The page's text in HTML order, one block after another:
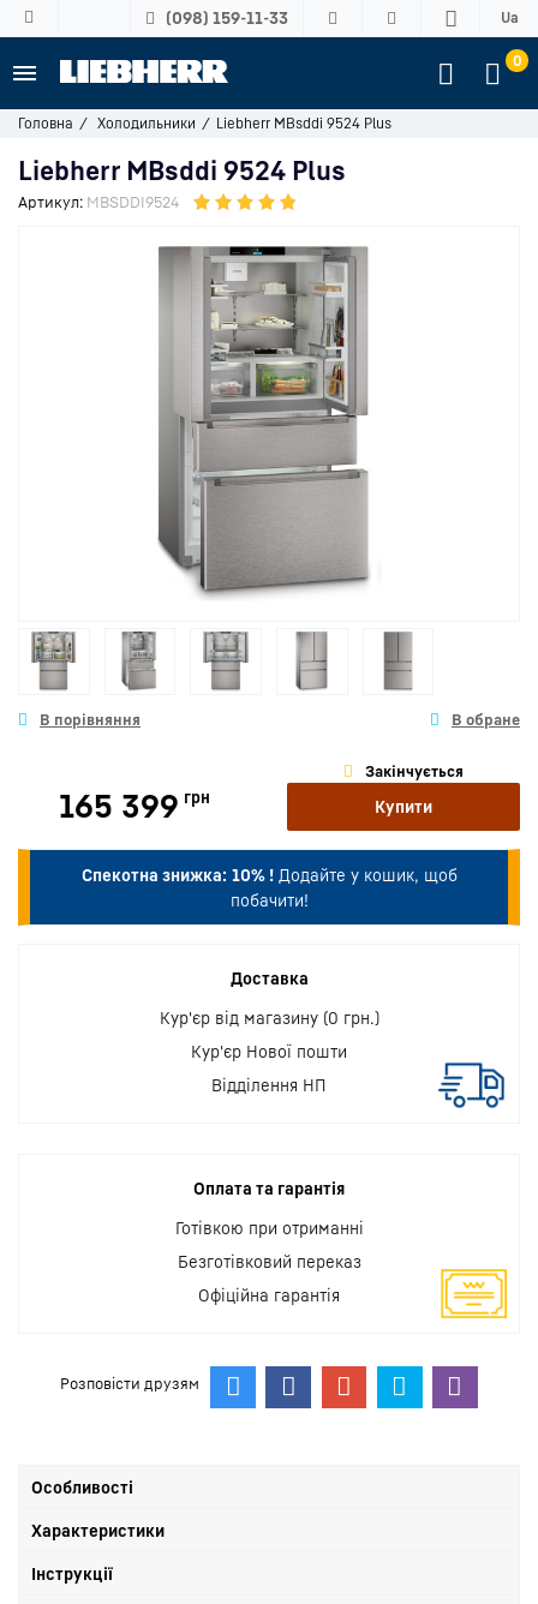
(098) 159-11-33 Ua
0
Головна Холодильники Liebherr MBsddi 9524 Plus
Liebherr MBsddi 9524 Plus
Артикул: MBSDDI9524
165 399 грн
Закінчується
Купити
Спекотна знижка: 10% !Додайте у кошик, щоб
побачити!
Доставка
Кур'єр від магазину (0 грн.)
Кур'єр Нової пошти
Відділення НП
Оплата та гарантія
Готівкою при отриманні
Безготівковий переказ
Офіційна гарантія
Розповісти друзям
Особливості
Характеристики
Інструкції